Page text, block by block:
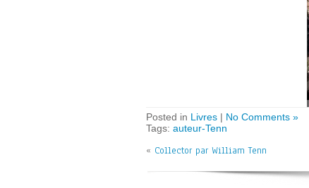
Posted in Livres | No Comments »
Tags: auteur-Tenn
« Collector par William Tenn